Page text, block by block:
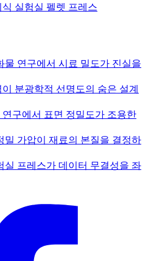
실험실 펠렛 프레스
물 연구에서 시료 밀도가 진실을
분광학적 선명도의 숨은 설계
연구에서 표면 정밀도가 조용한
밀 가압이 재료의 본질을 결정하
실 프레스가 데이터 무결성을 좌